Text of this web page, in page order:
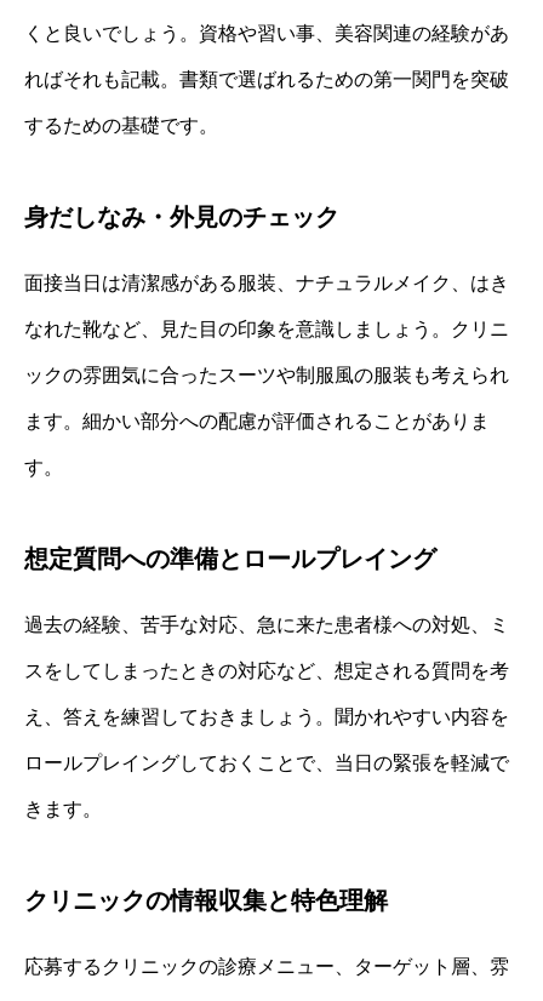
くと良いでしょう。資格や習い事、美容関連の経験があ
ればそれも記載。書類で選ばれるための第一関門を突破
するための基礎です。
身だしなみ・外見のチェック
面接当日は清潔感がある服装、ナチュラルメイク、はき
なれた靴など、見た目の印象を意識しましょう。クリニ
ックの雰囲気に合ったスーツや制服風の服装も考えられ
ます。細かい部分への配慮が評価されることがありま
す。
想定質問への準備とロールプレイング
過去の経験、苦手な対応、急に来た患者様への対処、ミ
スをしてしまったときの対応など、想定される質問を考
え、答えを練習しておきましょう。聞かれやすい内容を
ロールプレイングしておくことで、当日の緊張を軽減で
きます。
クリニックの情報収集と特色理解
応募するクリニックの診療メニュー、ターゲット層、雰